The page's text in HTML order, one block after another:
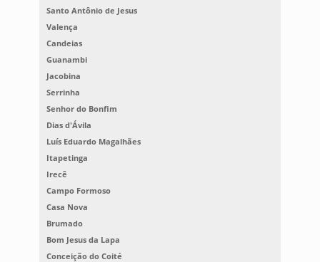
Santo Antônio de Jesus
Valença
Candeias
Guanambi
Jacobina
Serrinha
Senhor do Bonfim
Dias d'Ávila
Luís Eduardo Magalhães
Itapetinga
Irecê
Campo Formoso
Casa Nova
Brumado
Bom Jesus da Lapa
Conceição do Coité